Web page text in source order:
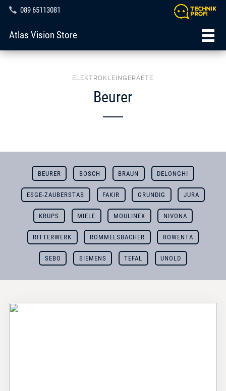
089 65113081
Atlas Vision Store
ELEKTROKLEINGERAETE
Beurer
BEURER BOSCH BRAUN DELONGHI
ESGE-ZAUBERSTAB FAKIR GRUNDIG JURA
KRUPS MIELE MOULINEX NIVONA
RITTERWERK ROMMELSBACHER ROWENTA
SEBO SIEMENS TEFAL UNOLD